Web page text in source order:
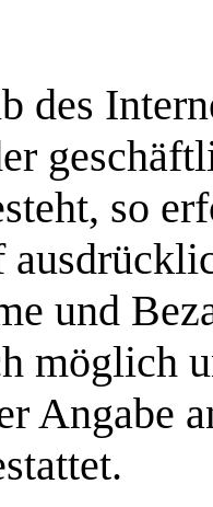
des
so
und
möglich
Angabe